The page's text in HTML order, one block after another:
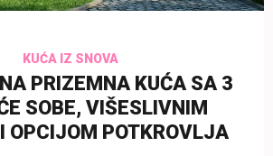
KUĆA IZ SNOVA
PRIZEMNA KUĆA SA 3
SOBE, VIŠESLIVNIM
OPCIJOM POTKROVLJA